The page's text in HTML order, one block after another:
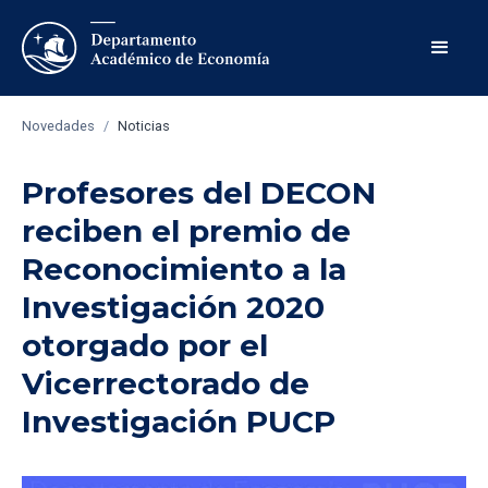
Novedades / Noticias
Profesores del DECON
reciben el premio de
Reconocimiento a la
Investigación 2020
otorgado por el
Vicerrectorado de
Investigación PUCP